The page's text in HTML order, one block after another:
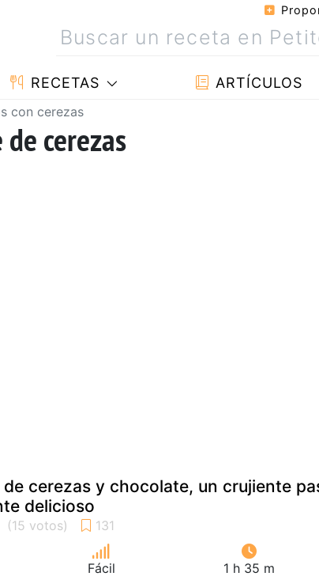
RECETAS ARTÍCULOS
con cerezas
cerezas
de cerezas y chocolate, un crujiente
delicioso
Fácil 1 h 35 m